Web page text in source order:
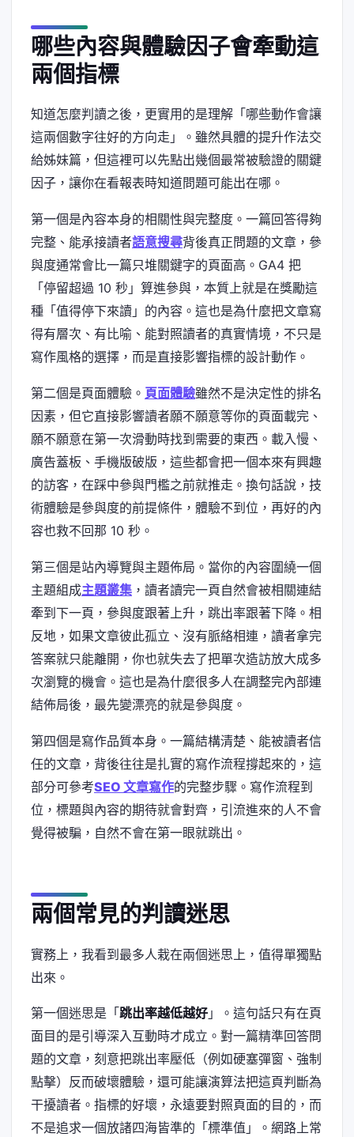
哪些內容與體驗因子會牽動這
兩個指標
知道怎麼判讀之後，更實用的是理解「哪些動作會讓
這兩個數字往好的方向走」。雖然具體的提升作法交
給姊妹篇，但這裡可以先點出幾個最常被驗證的關鍵
因子，讓你在看報表時知道問題可能出在哪。
第一個是內容本身的相關性與完整度。一篇回答得夠
完整、能承接讀者語意搜尋背後真正問題的文章，參
與度通常會比一篇只堆關鍵字的頁面高。GA4 把
「停留超過 10 秒」算進參與，本質上就是在獎勵這
種「值得停下來讀」的內容。這也是為什麼把文章寫
得有層次、有比喻、能對照讀者的真實情境，不只是
寫作風格的選擇，而是直接影響指標的設計動作。
第二個是頁面體驗。 頁面體驗雖然不是決定性的排名
因素，但它直接影響讀者願不願意等你的頁面載完、
願不願意在第一次滑動時找到需要的東西。載入慢、
廣告蓋板、手機版破版，這些都會把一個本來有興趣
的訪客，在踩中參與門檻之前就推走。換句話說，技
術體驗是參與度的前提條件，體驗不到位，再好的內
容也救不回那 10 秒。
第三個是站內導覽與主題佈局。當你的內容圍繞一個
主題組成主題叢集 ，讀者讀完一頁自然會被相關連結
牽到下一頁，參與度跟著上升，跳出率跟著下降。相
反地，如果文章彼此孤立、沒有脈絡相連，讀者拿完
答案就只能離開，你也就失去了把單次造訪放大成多
次瀏覽的機會。這也是為什麼很多人在調整完內部連
結佈局後，最先變漂亮的就是參與度。
第四個是寫作品質本身。一篇結構清楚、能被讀者信
任的文章，背後往往是扎實的寫作流程撐起來的，這
部分可參考SEO 文章寫作的完整步驟。寫作流程到
位，標題與內容的期待就會對齊，引流進來的人不會
覺得被騙，自然不會在第一眼就跳出。
兩個常見的判讀迷思
實務上，我看到最多人栽在兩個迷思上，值得單獨點
出來。
第一個迷思是「 跳出率越低越好 」。這句話只有在頁
面目的是引導深入互動時才成立。對一篇精準回答問
題的文章，刻意把跳出率壓低（例如硬塞彈窗、強制
點擊）反而破壞體驗，還可能讓演算法把這頁判斷為
干擾讀者。指標的好壞，永遠要對照頁面的目的，而
不是追求一個放諸四海皆準的「標準值」。網路上常